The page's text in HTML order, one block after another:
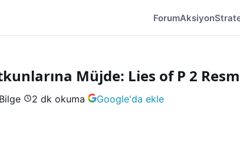
ForumAksiyon
Müjde: Lies of P 2
2 dk okuma Google'da ekle